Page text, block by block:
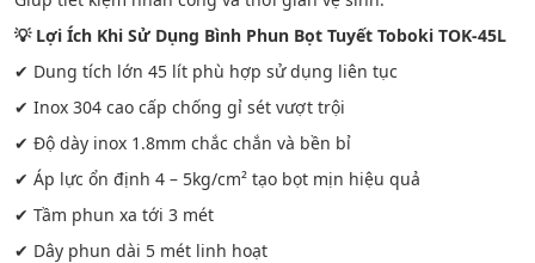
💡Lợi Ích Khi Sử Dụng Bình Phun Bọt Tuyết Toboki TOK-45L
✔ Dung tích lớn 45 lít phù hợp sử dụng liên tục
✔ Inox 304 cao cấp chống gỉ sét vượt trội
✔ Độ dày inox 1.8mm chắc chắn và bền bỉ
✔ Áp lực ổn định 4 – 5kg/cm² tạo bọt mịn hiệu quả
✔ Tầm phun xa tới 3 mét
✔ Dây phun dài 5 mét linh hoạt